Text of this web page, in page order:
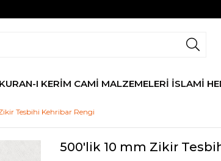
KURAN-I KERİM CAMİ MALZEMELERİ İSLAMİ
Tesbihi Kehribar Rengi
500'lik 10 mm Zikir